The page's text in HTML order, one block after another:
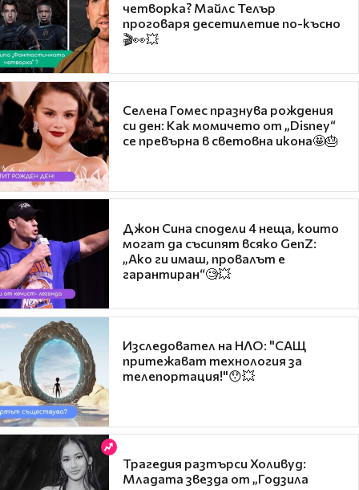
четворка? Майлс Телър
проговаря десетилетие по-късно
🎬👀💥
Селена Гомес празнува рождения
си ден: Как момичето от „Disney“
се превърна в световна икона🤩🎂
Джон Сина сподели 4 неща, които
могат да съсипят всяко GenZ:
„Ако ги имаш, провалът е
гарантиран“🧐💥
Изследовател на НЛО: "САЩ
притежават технология за
телепортация!"😯💥
Трагедия разтърси Холивуд:
Младата звезда от „Годзила